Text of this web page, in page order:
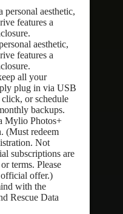
personal aesthetic,
features a
aesthetic,
features a
all your
plug in via USB
or schedule
backups.
Mylio Photos+
(Must redeem
Not
subscriptions are
terms. Please
offer.)
with the
Rescue Data